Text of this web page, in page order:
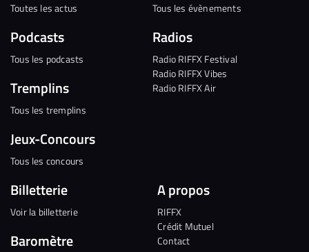
Toutes les actus
Podcasts
Tous les podcasts
Tremplins
Tous les tremplins
Jeux-Concours
Tous les concours
Tous les évènements
Radios
Radio RIFFX Festival
Radio RIFFX Vibes
Radio RIFFX Air
Billetterie
Voir la billetterie
Baromètre
A propos
RIFFX
Crédit Mutuel
Contact